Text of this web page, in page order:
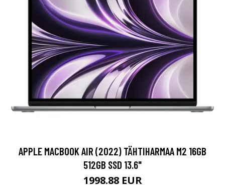
APPLE MACBOOK AIR (2022) TÄHTIHARMAA M2 16GB
512GB SSD 13.6"
1998.88 EUR